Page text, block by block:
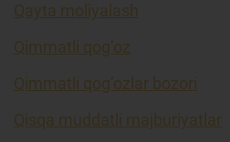
Qayta moliyalash
Qimmatli qog’oz
Qimmatli qog’ozlar bozori
Qisqa muddatli majburiyatlar